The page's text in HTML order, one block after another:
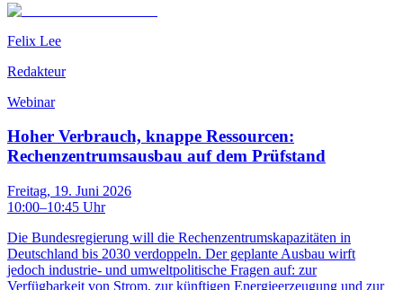
Felix Lee
Redakteur
Webinar
Hoher Verbrauch, knappe Ressourcen:
Rechenzentrumsausbau auf dem Prüfstand
Freitag, 19. Juni 2026
10:00–10:45 Uhr
Die Bundesregierung will die Rechenzentrumskapazitäten in
Deutschland bis 2030 verdoppeln. Der geplante Ausbau wirft
jedoch industrie- und umweltpolitische Fragen auf: zur
Verfügbarkeit von Strom, zur künftigen Energieerzeugung und zur